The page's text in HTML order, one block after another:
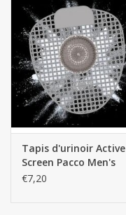
Tapis d'urinoir Active
Screen Pacco Men's
Perfume (avec bloc de
€7,20